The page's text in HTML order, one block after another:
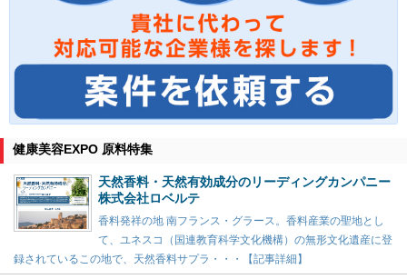
健康美容EXPO 原料特集
天然香料・天然有効成分のリーディングカンパニー
株式会社ロベルテ
香料発祥の地 南フランス・グラース。香料産業の聖地とし
て、ユネスコ（国連教育科学文化機構）の無形文化遺産に登
録されているこの地で、天然香料サプラ・・・【記事詳細】